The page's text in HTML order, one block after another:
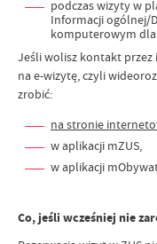
podczas wizyty w
Informacji ogólnej/
komputerowym
Jeśli wolisz kontakt
na e-wizytę, czyli
zrobić:
na stronie
w aplikacji mZUS,
w aplikacji
Co, jeśli wcześniej nie